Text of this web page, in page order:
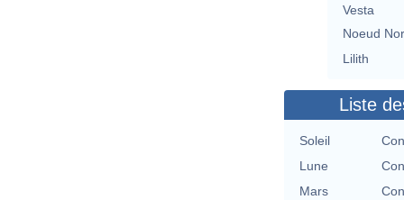
Vesta
Noeud
Lilith
Liste
Soleil
Lune
Mars